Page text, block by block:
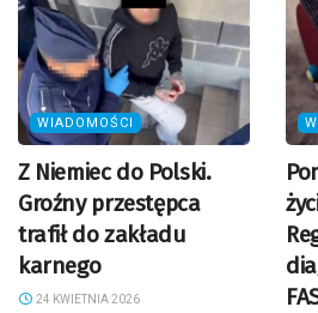
WIADOMOŚCI
Z Niemiec do Polski.
Groźny przestępca
trafił do zakładu
karnego
24 KWIETNIA 2026